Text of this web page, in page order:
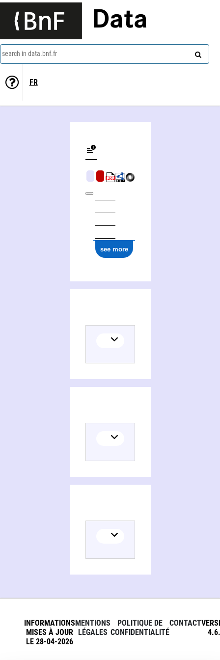
Data
search in data.bnf.fr
FR
see more
INFORMATIONS
MISES À JOUR
LE 28-04-2026
MENTIONS
LÉGALES
POLITIQUE DE
CONFIDENTIALITÉ
CONTACT